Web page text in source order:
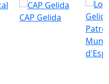
CAP Gelida